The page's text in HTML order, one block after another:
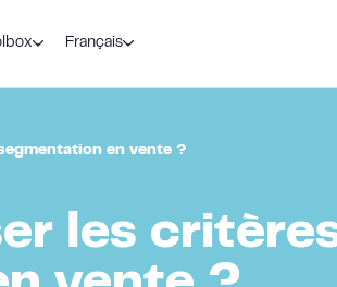
Français
en vente ?
les